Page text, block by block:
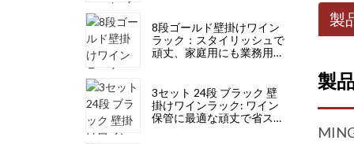
8段ゴールド壁掛けワイン
ラック：スタイリッシュで
頑丈、家庭用にも業務用に
3セット 24段 ブラック 壁
掛けワインラック: ワイン
保管に最適な頑丈で省スペ
製
製